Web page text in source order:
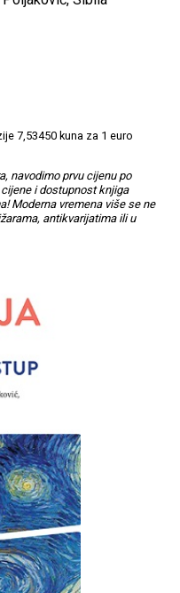
7,53450 kuna za 1 euro
navodimo prvu cijenu po
i dostupnost knjiga
Moderna vremena više se ne
antikvarijatima ili u